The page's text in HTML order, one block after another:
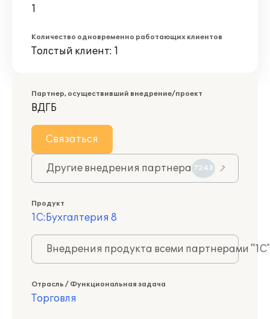
1
Количество одновременно работающих клиентов
Толстый клиент: 1
Партнер, осуществивший внедрение/проект
ВДГБ
Связаться
Другие внедрения партнера 7243
Продукт
1С:Бухгалтерия 8
Внедрения продукта всеми партнерами
Отрасль / Функциональная задача
Торговля